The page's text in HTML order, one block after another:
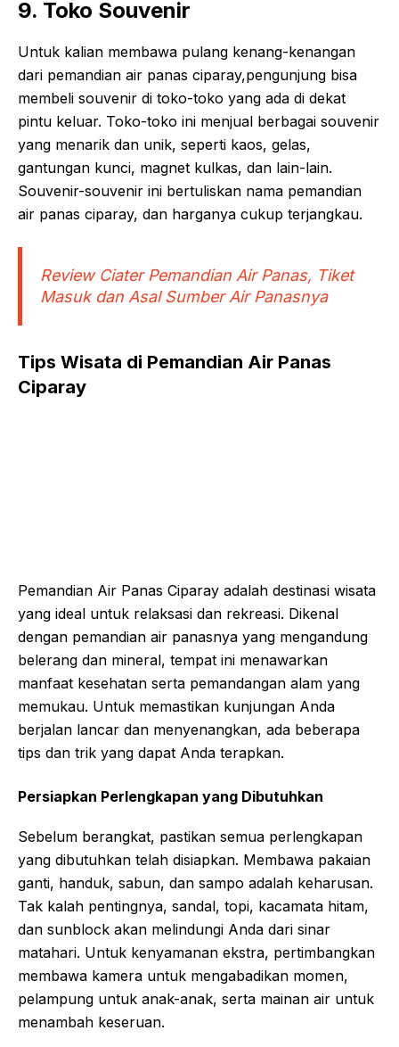
9. Toko Souvenir
Untuk kalian membawa pulang kenang-kenangan
dari pemandian air panas ciparay,pengunjung bisa
membeli souvenir di toko-toko yang ada di dekat
pintu keluar. Toko-toko ini menjual berbagai souvenir
yang menarik dan unik, seperti kaos, gelas,
gantungan kunci, magnet kulkas, dan lain-lain.
Souvenir-souvenir ini bertuliskan nama pemandian
air panas ciparay, dan harganya cukup terjangkau.
Review Ciater Pemandian Air Panas, Tiket
Masuk dan Asal Sumber Air Panasnya
Tips Wisata di Pemandian Air Panas
Ciparay
Pemandian Air Panas Ciparay adalah destinasi wisata
yang ideal untuk relaksasi dan rekreasi. Dikenal
dengan pemandian air panasnya yang mengandung
belerang dan mineral, tempat ini menawarkan
manfaat kesehatan serta pemandangan alam yang
memukau. Untuk memastikan kunjungan Anda
berjalan lancar dan menyenangkan, ada beberapa
tips dan trik yang dapat Anda terapkan.
Persiapkan Perlengkapan yang Dibutuhkan
Sebelum berangkat, pastikan semua perlengkapan
yang dibutuhkan telah disiapkan. Membawa pakaian
ganti, handuk, sabun, dan sampo adalah keharusan.
Tak kalah pentingnya, sandal, topi, kacamata hitam,
dan sunblock akan melindungi Anda dari sinar
matahari. Untuk kenyamanan ekstra, pertimbangkan
membawa kamera untuk mengabadikan momen,
pelampung untuk anak-anak, serta mainan air untuk
menambah keseruan.